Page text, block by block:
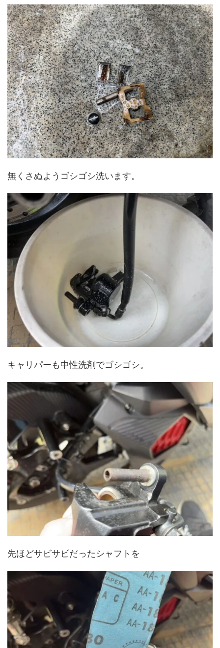
無くさぬようゴシゴシ洗います。
キャリパーも中性洗剤でゴシゴシ。
先ほどサビサビだったシャフトを